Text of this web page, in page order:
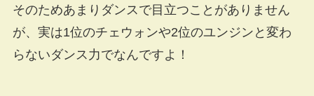
そのためあまりダンスで目立つことがありません
が、実は1位のチェウォンや2位のユンジンと変わ
らないダンス力でなんですよ！